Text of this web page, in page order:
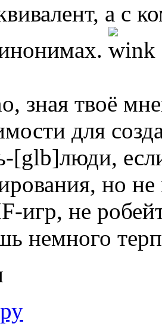
а с
зная твоё
для
[glb]люди,
но не
игр, не
немного